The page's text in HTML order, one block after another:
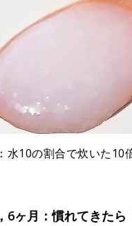
水10の割合で炊いた10
6ヶ月：慣れてきたら